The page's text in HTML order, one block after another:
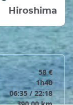
Hiroshima
58 €
1h40
06:35 / 22:18